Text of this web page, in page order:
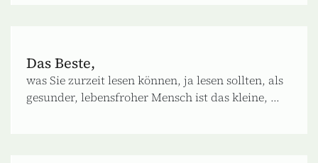
Das Beste,
was Sie zurzeit lesen können, ja lesen sollten, als
gesunder, lebensfroher Mensch ist das kleine, ...